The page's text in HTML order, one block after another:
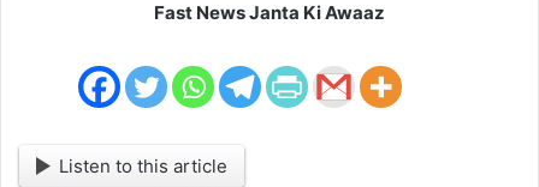
Fast News Janta Ki Awaaz
Listen to this article